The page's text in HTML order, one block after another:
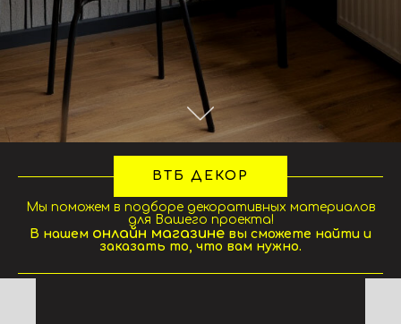
ВТБ ДЕКОР
Мы поможем в подборе декоративных материалов
для Вашего проекта!
В нашем онлайн магазине вы сможете найти и
заказать то, что вам нужно.